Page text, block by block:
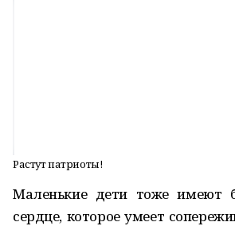
Растут патриоты!
Маленькие дети тоже имеют
сердце, которое умеет